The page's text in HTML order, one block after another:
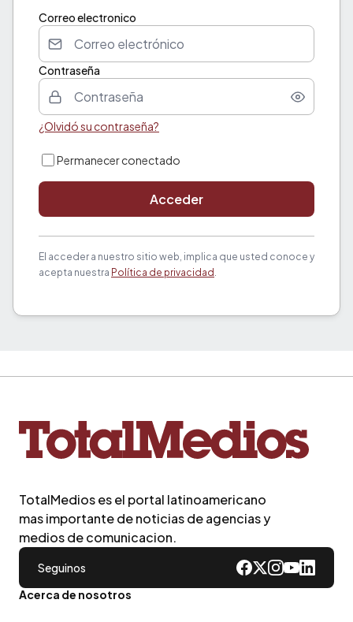
Correo electronico
Contraseña
¿Olvidó su contraseña?
Permanecer conectado
Acceder
El acceder a nuestro sitio web, implica que usted conoce y
acepta nuestra Política de privacidad .
TotalMedios es el portal latinoamericano
mas importante de noticias de agencias y
medios de comunicacion.
Seguinos
Acerca de nosotros